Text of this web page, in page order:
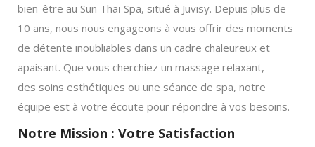
bien-être au Sun Thaï Spa, situé à Juvisy. Depuis plus de
10 ans, nous nous engageons à vous offrir des moments
de détente inoubliables dans un cadre chaleureux et
apaisant. Que vous cherchiez un massage relaxant,
des soins esthétiques ou une séance de spa, notre
équipe est à votre écoute pour répondre à vos besoins.
Notre Mission : Votre Satisfaction